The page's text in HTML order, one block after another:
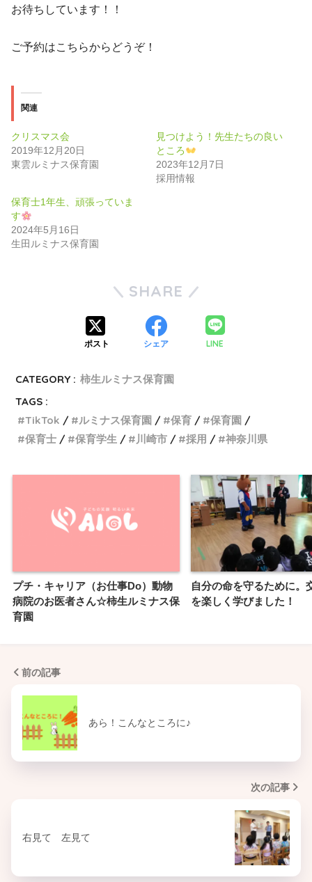
お待ちしています！！
ご予約はこちらからどうぞ！
関連
クリスマス会
2019年12月20日
東雲ルミナス保育園
見つけよう！先生たちの良い
ところ
2023年12月7日
採用情報
保育士1年生、頑張っていま
す
2024年5月16日
生田ルミナス保育園
SHARE
ポスト シェア LINE
CATEGORY : 柿生ルミナス保育園
TAGS :
TikTok
ルミナス保育園 保育
保育園
保育士
保育学生 川崎市 採用 神奈川県
プチ・キャリア（お仕事Do）動物
病院のお医者さん☆柿生ルミナス保
育園
自分の命を守るために。
を楽しく学びました！
前の記事
あら！こんなところに♪
次の記事
右見て 左見て